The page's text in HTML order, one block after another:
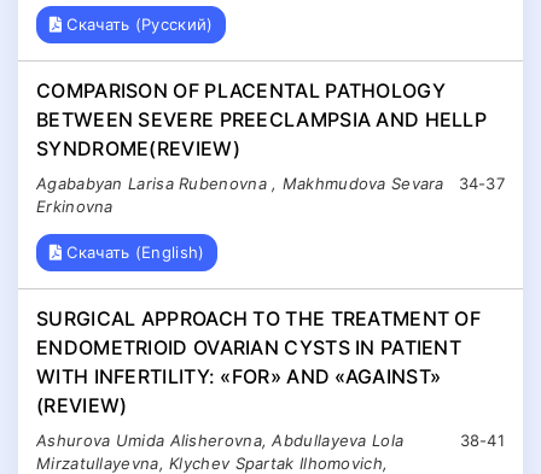
Скачать (Русский)
COMPARISON OF PLACENTAL PATHOLOGY
BETWEEN SEVERE PREECLAMPSIA AND HELLP
SYNDROME(REVIEW)
34-37
Agababyan Larisa Rubenovna , Makhmudova Sevara
Erkinovna
Скачать (English)
SURGICAL APPROACH TO THE TREATMENT OF
ENDOMETRIOID OVARIAN CYSTS IN PATIENT
WITH INFERTILITY: «FOR» AND «AGAINST»
(REVIEW)
38-41
Ashurova Umida Alisherovna, Abdullayeva Lola
Mirzatullayevna, Klychev Spartak Ilhomovich,